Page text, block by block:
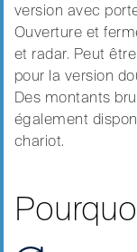
version avec
Ouverture et
et radar. Peut
pour la version
Des montants
également
chariot.